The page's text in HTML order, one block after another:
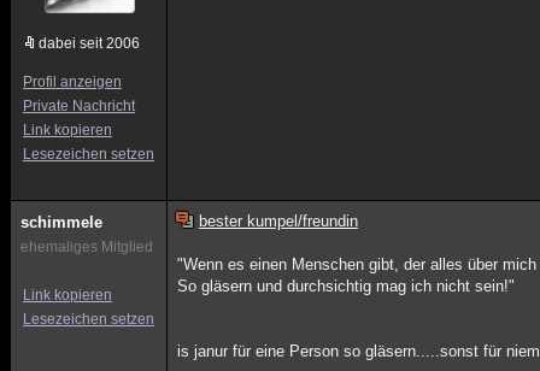
dabei seit 2006
Profil anzeigen
Private Nachricht
Link kopieren
Lesezeichen setzen
schimmele
ehemaliges Mitglied
Link kopieren
Lesezeichen setzen
bester kumpel/freundin
"Wenn es einen Menschen gibt, der alles über
So gläsern und durchsichtig mag ich nicht sein!"
is janur für eine Person so gläsern.....sonst für